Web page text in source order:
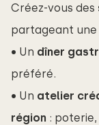
Créez-vous des
partageant une
• Un dîner
préféré.
• Un atelier
région :